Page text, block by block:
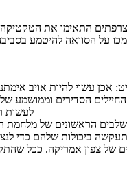
התאימו את הטקטיקה
על הסוואה להיטמע
אכן עשוי להיות אויב
הסדירים וממושמע
לעשות
הראשונים של מלחמת
ביכולות שלהם כדי
של צפון אמריקה. ככל